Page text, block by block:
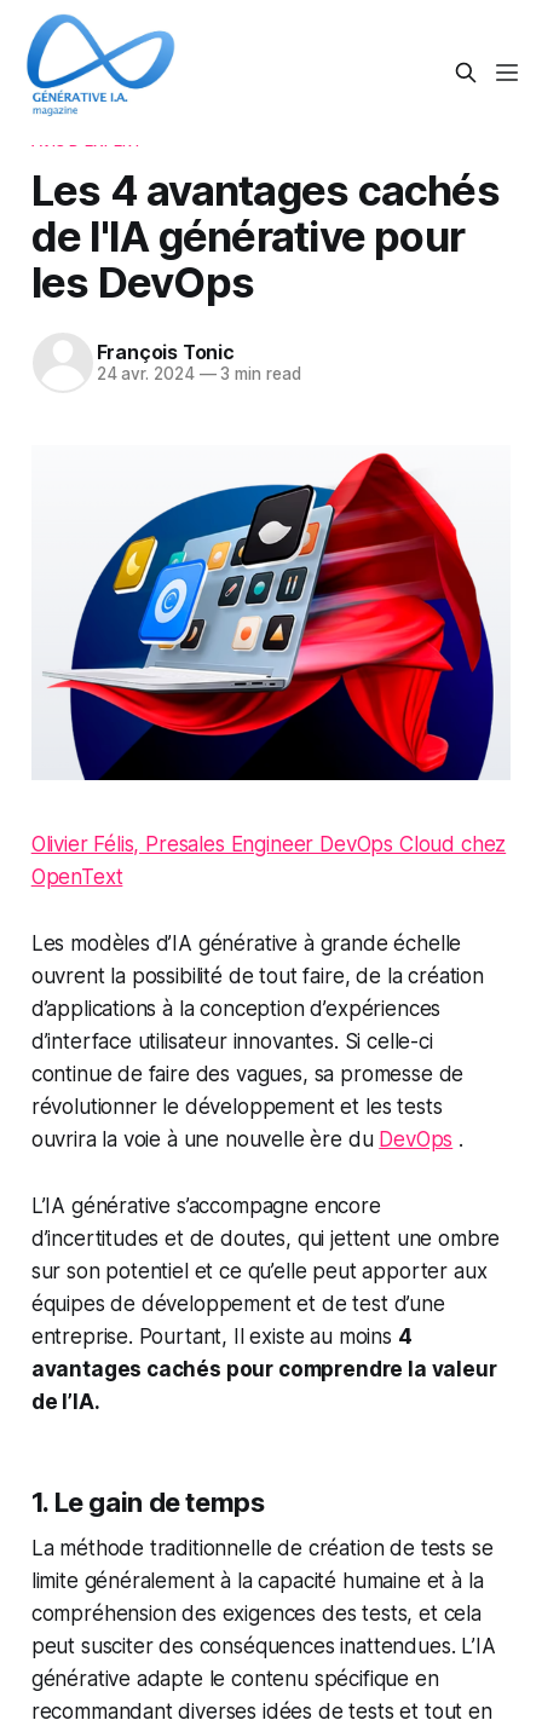
Les 4 avantages cachés
de l'IA générative pour
les DevOps
François Tonic
24 avr. 2024 —3 min read
Olivier Félis, Presales Engineer DevOps Cloud chez
OpenText
Les modèles d’IA générative à grande échelle
ouvrent la possibilité de tout faire, de la création
d’applications à la conception d’expériences
d’interface utilisateur innovantes. Si celle-ci
continue de faire des vagues, sa promesse de
révolutionner le développement et les tests
ouvrira la voie à une nouvelle ère du DevOps .
L’IA générative s’accompagne encore
d’incertitudes et de doutes, qui jettent une ombre
sur son potentiel et ce qu’elle peut apporter aux
équipes de développement et de test d’une
entreprise. Pourtant, Il existe au moins 4
avantages cachés pour comprendre la valeur
de l’IA.
1. Le gain de temps
La méthode traditionnelle de création de tests se
limite généralement à la capacité humaine et à la
compréhension des exigences des tests, et cela
peut susciter des conséquences inattendues. L’IA
générative adapte le contenu spécifique en
recommandant diverses idées de tests et tout en